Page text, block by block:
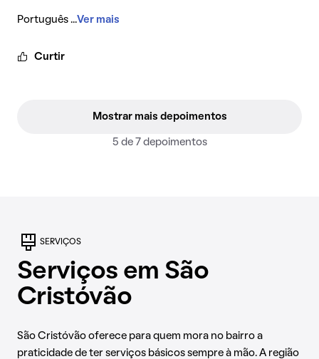
Português ...Ver mais
Curtir
Mostrar mais depoimentos
5 de 7 depoimentos
SERVIÇOS
Serviços em São
Cristóvão
São Cristóvão oferece para quem mora no bairro a
praticidade de ter serviços básicos sempre à mão. A região